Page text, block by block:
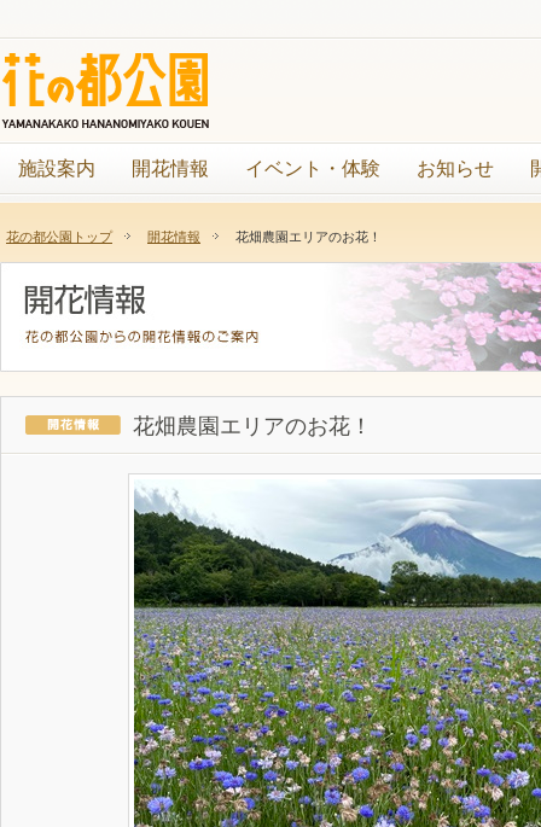
施設案内 開花情報 イベント・体験 お知らせ
花の都公園トップ 開花情報 花畑農園エリアのお花！
花畑農園エリアのお花！